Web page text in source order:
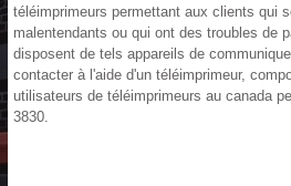
téléimprimeurs permettant aux clients qui
malentendants ou qui ont des troubles de
disposent de tels appareils de
contacter à l'aide d'un téléimprimeur,
utilisateurs de téléimprimeurs au canada
3830.